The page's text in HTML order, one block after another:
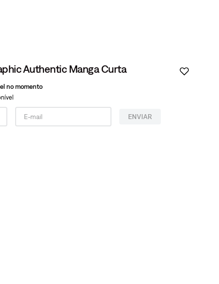
Authentic Manga Curta
no momento
ENVIAR